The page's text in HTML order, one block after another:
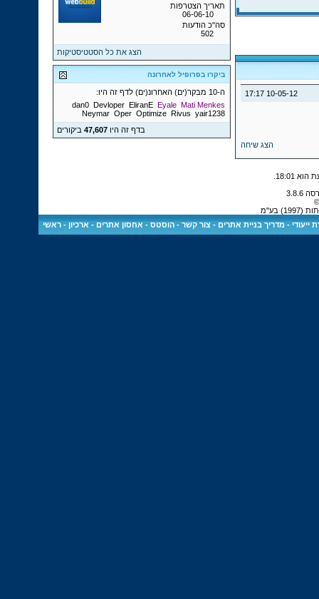
10-05-12
17:17
הצג שיחה
תאריך הצטרפות
06-06-10
סה"כ הודעות
502
הצג את כל הסטטיסטיקות
ביקרו בפרופיל לאחרונה
ה-10 מבקר(ים) האחרונ(ים) לדף זה היו:
dan0 Devloper EliranE Eyale Mati Menkes
Neymar Oper Optimize Rivus yair1238
בדף זה היו47,607 ביקורים
18:01
בע"מ
ייעודי -מדריך בניית אתרים -צור קשר -הוסטס - אחסון אתרים - ארכיון -ראשי